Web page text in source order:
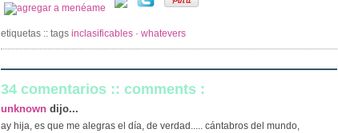
etiquetas :: tags inclasificables · whatevers
34 comentarios :: comments :
unknown dijo...
ay hija, es que me alegras el día, de verdad..... cántabros del mundo,